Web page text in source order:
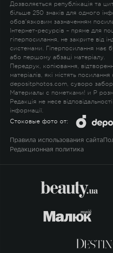
Дозволяється републікація та
більше 250 знаків для одного
обов'язковим зазначенням
Інтернет-ресурсів – пряме для
гіперпосилання, не закрите від
системами. Гіперпосилання має
або першому абзаці матеріалу.
Передрук, копіювання,
матеріалів, які містять
depositphotos.com, суворо
Материалы с пометками! и P
Редакція не несе
інформації.
Стоковые фото от:
Правила использования сайта
Редакционная политика